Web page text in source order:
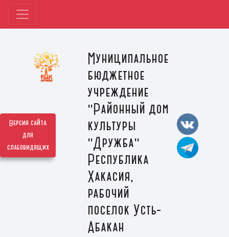
Версия сайта
для
слабовидящих
Муниципальное
бюджетное
учреждение
"Районный дом
культуры
"Дружба"
Республика
Хакасия,
рабочий
поселок Усть-
Абакан